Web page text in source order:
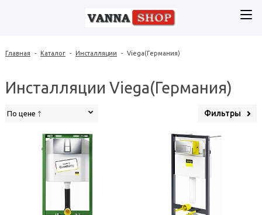
Главная - Каталог - Инсталляции - Viega(Германия)
Инсталляции Viega(Германия)
По цене Фильтры